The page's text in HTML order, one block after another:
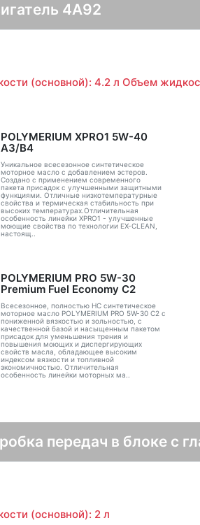
4A92
(основной): 4.2 л Объем
POLYMERIUM XPRO1 5W-40
A3/B4
Уникальное всесезонное синтетическое
моторное масло с добавлением эстеров.
Создано с применением современного
пакета присадок с улучшенными защитными
функциями. Отличные низкотемпературные
свойства и термическая стабильность при
высоких температурах.Отличительная
особенность линейки XPRO1 - улучшенные
моющие свойства по технологии EX-CLEAN,
настоящ..
POLYMERIUM PRO 5W-30
Premium Fuel Economy С2
Всесезонное, полностью HC синтетическое
моторное масло POLYMERIUM PRO 5W-30 C2 с
пониженной вязкостью и зольностью, с
качественной базой и насыщенным пакетом
присадок для уменьшения трения и
повышения моющих и диспергирующих
свойств масла, обладающее высоким
индексом вязкости и топливной
экономичностью. Отличительная
особенность линейки моторных ма..
передач в блоке с
(основной): 2 л